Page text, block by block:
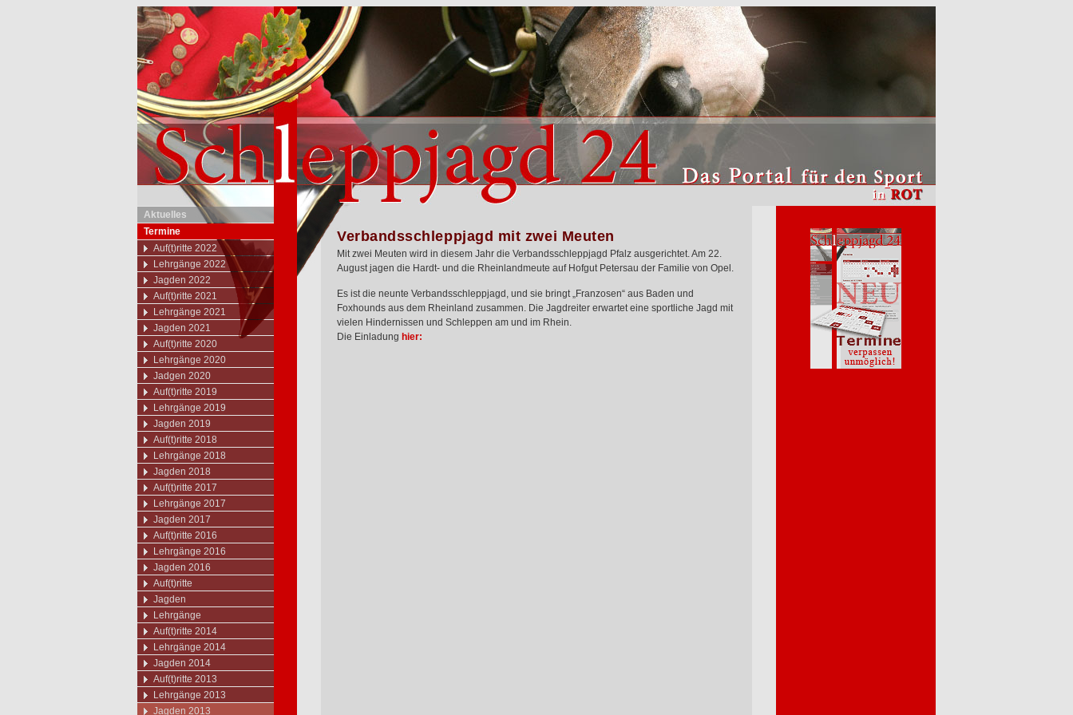
Aktuelles
Termine
Auf(t)ritte 2022
Lehrgänge 2022
Jagden 2022
Auf(t)ritte 2021
Lehrgänge 2021
Jagden 2021
Auf(t)ritte 2020
Lehrgänge 2020
Jadgen 2020
Auf(t)ritte 2019
Lehrgänge 2019
Jagden 2019
Auf(t)ritte 2018
Lehrgänge 2018
Jagden 2018
Auf(t)ritte 2017
Lehrgänge 2017
Jagden 2017
Auf(t)ritte 2016
Lehrgänge 2016
Jagden 2016
Auf(t)ritte
Jagden
Lehrgänge
Auf(t)ritte 2014
Lehrgänge 2014
Jagden 2014
Auf(t)ritte 2013
Lehrgänge 2013
Jagden 2013
Verbandsschleppjagd mit zwei Meuten
Mit zwei Meuten wird in diesem Jahr die Verbandsschleppjagd Pfalz ausgerichtet. Am 22.
August jagen die Hardt- und die Rheinlandmeute auf Hofgut Petersau der Familie von Opel.
Es ist die neunte Verbandsschleppjagd, und sie bringt „Franzosen“ aus Baden und
Foxhounds aus dem Rheinland zusammen. Die Jagdreiter erwartet eine sportliche Jagd mit
vielen Hindernissen und Schleppen am und im Rhein.
Die Einladung hier: